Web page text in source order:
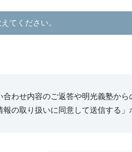
てください。
わせ内容のご返答や明光義塾から
の取り扱いに同意して送信する」